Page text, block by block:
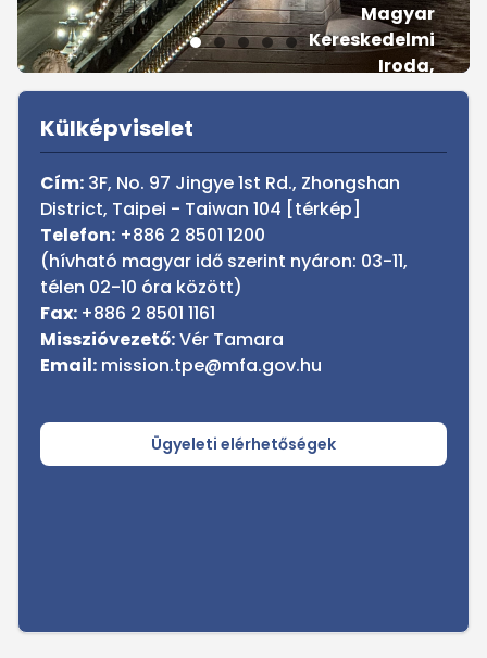
Magyar
Kereskedelmi
Iroda,
Tajpej
Sidebar
Külképviselet
Cím: 3F, No. 97 Jingye 1st Rd., Zhongshan
District, Taipei - Taiwan 104 [térkép]
Telefon: +886 2 8501 1200
(hívható magyar idő szerint nyáron: 03-11,
télen 02-10 óra között)
Fax: +886 2 8501 1161
Misszióvezető:Vér Tamara
Email: mission.tpe@mfa.gov.hu
Ügyeleti elérhetőségek